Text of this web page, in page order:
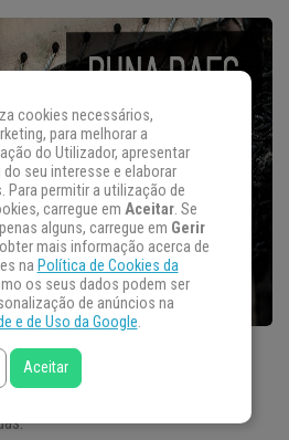
ligada ao ato de mudar
vida e radicalizar em cada uma
cookies necessários,
para melhorar a
do Utilizador, apresentar
seu interesse e elaborar
permitir a utilização de
carregue em Aceitar. Se
alguns, carregue em Gerir
mais informação acerca de
na Política de Cookies da
os seus dados podem ser
de anúncios na
e de Uso da Google.
Aceitar